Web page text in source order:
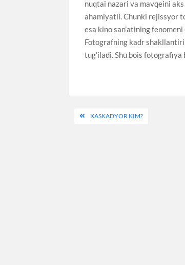
nuqtai nazari va mavqeini
ahamiyatli. Chunki rejissyor
esa kino san’atining
Fotografning kadr
tug’iladi. Shu bois fotografiya
PostKASKADYOR KIM?